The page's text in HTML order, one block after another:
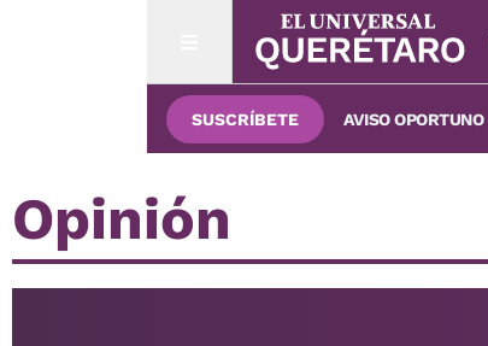
SUSCRÍBETE AVISO OPORTUNO
Opinión